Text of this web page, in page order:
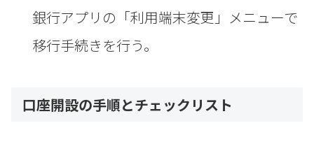
銀行アプリの「利用端末変更」メニューで
移行手続きを行う。
口座開設の手順とチェックリスト